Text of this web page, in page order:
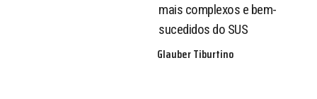
mais complexos e bem-
sucedidos do SUS
Glauber Tiburtino